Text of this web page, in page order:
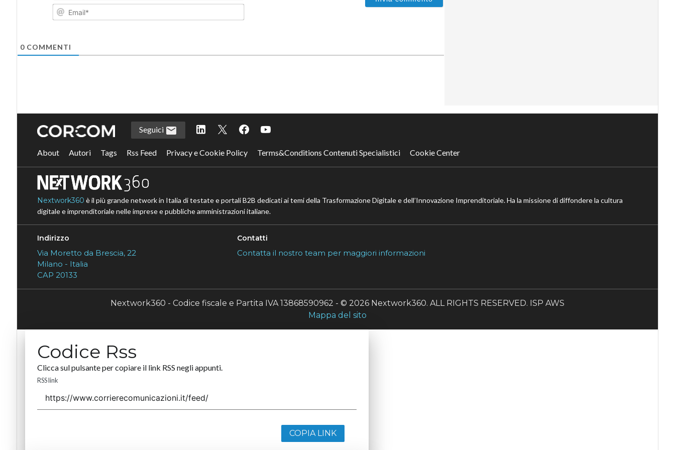
Email*
0COMMENTI
Seguici
About Autori Tags Rss Feed Privacy e Cookie Policy Terms&Conditions Contenuti Specialistici Cookie Center
Nextwork360 è il più grande network in Italia di testate e portali B2B dedicati ai temi della Trasformazione Digitale e dell’Innovazione Imprenditoriale. Ha la missione di diffondere la cultura
digitale e imprenditoriale nelle imprese e pubbliche amministrazioni italiane.
Indirizzo
Via Moretto da Brescia, 22
Milano - Italia
CAP 20133
Contatti
Contatta il nostro team per maggiori informazioni
Nextwork360 - Codice fiscale e Partita IVA 13868590962 - © 2026 Nextwork360. ALL RIGHTS RESERVED. ISP AWS
Mappa del sito
Codice Rss
Clicca sul pulsante per copiare il link RSS negli appunti.
RSS link
COPIA LINK